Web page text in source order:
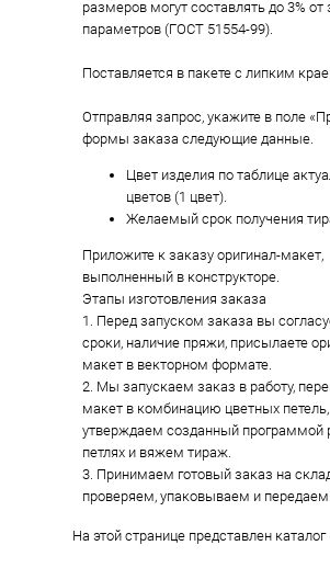
размеров могут составлять до 3%
параметров (ГОСТ 51554-99).
Поставляется в пакете с липким
Отправляя запрос, укажите в поле
формы заказа следующие данные.
Цвет изделия по таблице
цветов (1 цвет).
Желаемый срок получения
Приложите к заказу оригинал-макет,
выполненный в конструкторе.
Этапы изготовления заказа
1. Перед запуском заказа вы
сроки, наличие пряжи, присылаете
макет в векторном формате.
2. Мы запускаем заказ в работу,
макет в комбинацию цветных петель,
утверждаем созданный программой
петлях и вяжем тираж.
3. Принимаем готовый заказ на
проверяем, упаковываем и передаем
На этой странице представлен каталог